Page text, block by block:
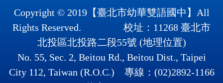
Copyright © 2019【臺北市幼華雙語國中】All
Rights Reserved. 校址：11268 臺北市
北投區北投路二段55號 (地理位置)
No. 55, Sec. 2, Beitou Rd., Beitou Dist., Taipei
City 112, Taiwan (R.O.C.) 專線：(02)2892-1166